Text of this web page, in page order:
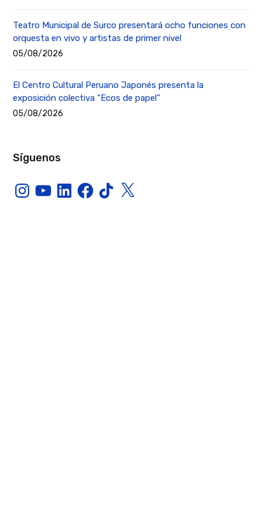
Teatro Municipal de Surco presentará ocho funciones con
orquesta en vivo y artistas de primer nivel
05/08/2026
El Centro Cultural Peruano Japonés presenta la
exposición colectiva “Ecos de papel”
05/08/2026
Síguenos
InstagramYouTubeLinkedInFacebook
TikTokX